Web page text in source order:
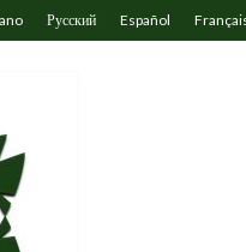
Русский Español